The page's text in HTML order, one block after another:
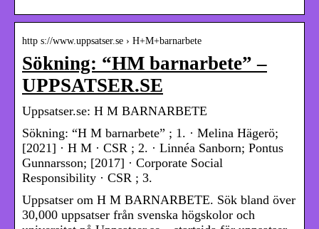
http s://www.uppsatser.se › H+M+barnarbete
Sökning: “HM barnarbete” –
UPPSATSER.SE
Uppsatser.se: H M BARNARBETE
Sökning: “H M barnarbete” ; 1. · Melina Hägerö;
[2021] · H M · CSR ; 2. · Linnéa Sanborn; Pontus
Gunnarsson; [2017] · Corporate Social
Responsibility · CSR ; 3.
Uppsatser om H M BARNARBETE. Sök bland över
30,000 uppsatser från svenska högskolor och